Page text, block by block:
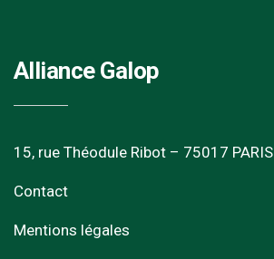
Alliance Galop
15, rue Théodule Ribot – 75017 PARIS
Contact
Mentions légales